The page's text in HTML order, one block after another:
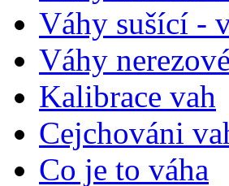
Váhy sušící -
Váhy nerezové
Kalibrace vah
Cejchováni
Co je to váha